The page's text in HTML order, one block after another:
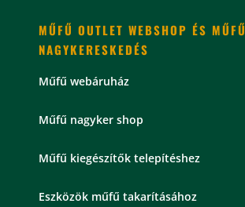
MŰFŰ OUTLET WEBSHOP ÉS MŰFŰ
NAGYKERESKEDÉS
Műfű webáruház
Műfű nagyker shop
Műfű kiegészítők telepítéshez
Eszközök műfű takarításához